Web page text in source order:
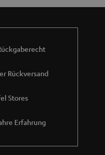
Rückversand
Stores
Erfahrung